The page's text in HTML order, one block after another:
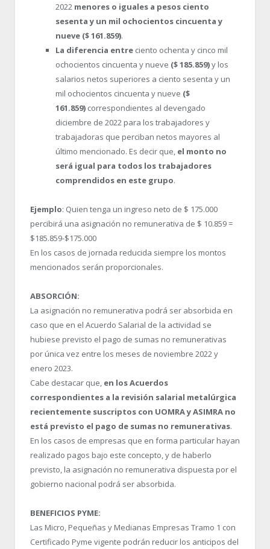
2022 menores o iguales a pesos ciento
sesenta y un mil ochocientos cincuenta y
nueve ($ 161.859).
La diferencia entre ciento ochenta y cinco mil
ochocientos cincuenta y nueve ($ 185.859)y los
salarios netos superiores a ciento sesenta y un
mil ochocientos cincuenta y nueve ($
161.859) correspondientes al devengado
diciembre de 2022 para los trabajadores y
trabajadoras que perciban netos mayores al
último mencionado. Es decir que, el monto no
será igual para todos los trabajadores
comprendidos en este grupo.
Ejemplo: Quien tenga un ingreso neto de $ 175.000
percibirá una asignación no remunerativa de $ 10.859 =
$185.859-$175.000
En los casos de jornada reducida siempre los montos
mencionados serán proporcionales.
ABSORCIÓN:
La asignación no remunerativa podrá ser absorbida en
caso que en el Acuerdo Salarial de la actividad se
hubiese previsto el pago de sumas no remunerativas
por única vez entre los meses de noviembre 2022 y
enero 2023.
Cabe destacar que, en los Acuerdos
correspondientes a la revisión salarial metalúrgica
recientemente suscriptos con UOMRA y ASIMRA no
está previsto el pago de sumas no remunerativas.
En los casos de empresas que en forma particular hayan
realizado pagos bajo este concepto, y de haberlo
previsto, la asignación no remunerativa dispuesta por el
gobierno nacional podrá ser absorbida.
BENEFICIOS PYME:
Las Micro, Pequeñas y Medianas Empresas Tramo 1 con
Certificado Pyme vigente podrán reducir los anticipos del